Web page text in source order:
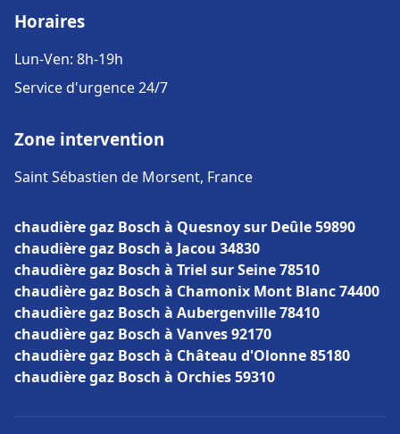
Horaires
Lun-Ven: 8h-19h
Service d'urgence 24/7
Zone intervention
Saint Sébastien de Morsent, France
chaudière gaz Bosch à Quesnoy sur Deûle 59890
chaudière gaz Bosch à Jacou 34830
chaudière gaz Bosch à Triel sur Seine 78510
chaudière gaz Bosch à Chamonix Mont Blanc 74400
chaudière gaz Bosch à Aubergenville 78410
chaudière gaz Bosch à Vanves 92170
chaudière gaz Bosch à Château d'Olonne 85180
chaudière gaz Bosch à Orchies 59310